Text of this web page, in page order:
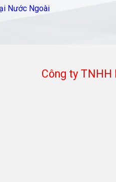
Nước Ngoài
Công ty TNHH